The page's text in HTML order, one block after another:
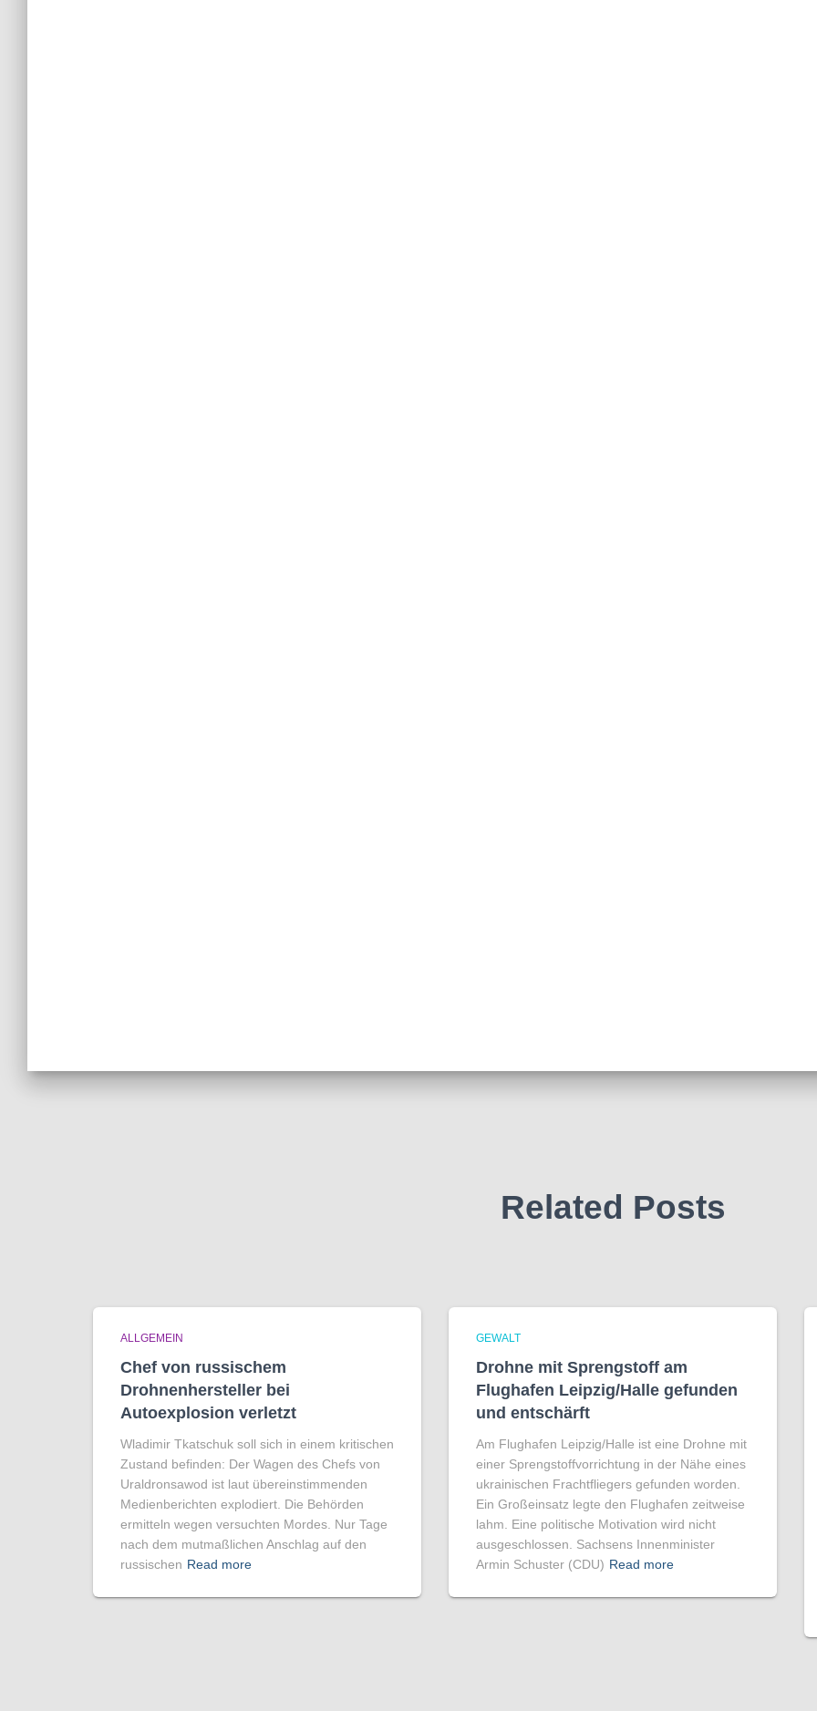
Related Posts
ALLGEMEIN
Chef von russischem
Drohnenhersteller bei
Autoexplosion verletzt
Wladimir Tkatschuk soll sich in einem kritischen
Zustand befinden: Der Wagen des Chefs von
Uraldronsawod ist laut übereinstimmenden
Medienberichten explodiert. Die Behörden
ermitteln wegen versuchten Mordes. Nur Tage
nach dem mutmaßlichen Anschlag auf den
russischen Read more
GEWALT
Drohne mit Sprengstoff am
Flughafen Leipzig/Halle gefunden
und entschärft
Am Flughafen Leipzig/Halle ist eine Drohne mit
einer Sprengstoffvorrichtung in der Nähe eines
ukrainischen Frachtfliegers gefunden worden.
Ein Großeinsatz legte den Flughafen zeitweise
lahm. Eine politische Motivation wird nicht
ausgeschlossen. Sachsens Innenminister
Armin Schuster (CDU) Read more